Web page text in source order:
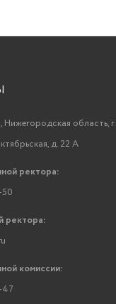
область, г.
д. 22 А
ректора:
ректора:
комиссии:
47